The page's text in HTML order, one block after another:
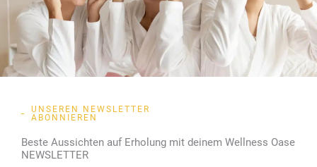
UNSEREN NEWSLETTER
ABONNIEREN
Beste Aussichten auf Erholung mit deinem Wellness Oase
NEWSLETTER